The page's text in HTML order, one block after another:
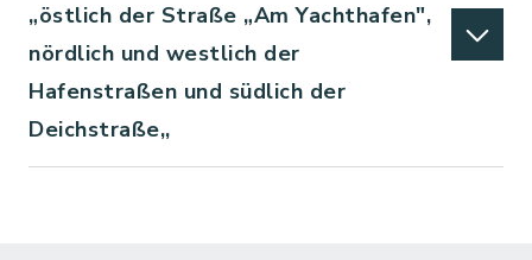
„östlich der Straße „Am Yachthafen",
nördlich und westlich der
Hafenstraßen und südlich der
Deichstraße,,